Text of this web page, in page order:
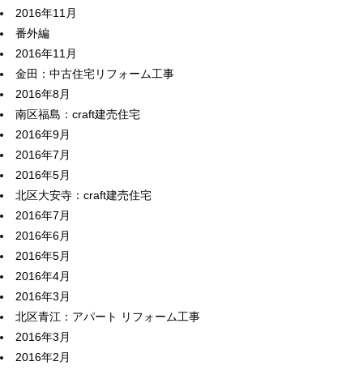
2016年11月
番外編
2016年11月
金田：中古住宅リフォーム工事
2016年8月
南区福島：craft建売住宅
2016年9月
2016年7月
2016年5月
北区大安寺：craft建売住宅
2016年7月
2016年6月
2016年5月
2016年4月
2016年3月
北区青江：アパート リフォーム工事
2016年3月
2016年2月